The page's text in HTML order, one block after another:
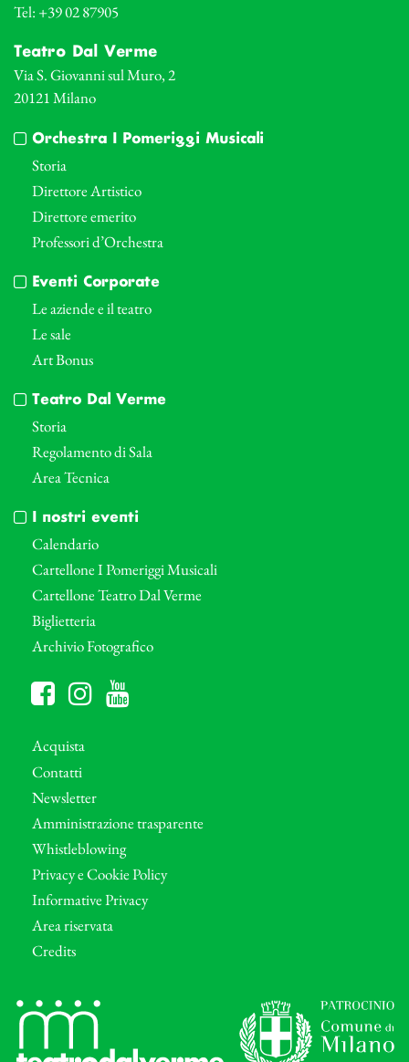
Tel: +39 02 87905
Teatro Dal Verme
Via S. Giovanni sul Muro, 2
20121 Milano
Orchestra I Pomeriggi Musicali
Storia
Direttore Artistico
Direttore emerito
Professori d’Orchestra
Eventi Corporate
Le aziende e il teatro
Le sale
Art Bonus
Teatro Dal Verme
Storia
Regolamento di Sala
Area Tecnica
I nostri eventi
Calendario
Cartellone I Pomeriggi Musicali
Cartellone Teatro Dal Verme
Biglietteria
Archivio Fotografico
Acquista
Contatti
Newsletter
Amministrazione trasparente
Whistleblowing
Privacy e Cookie Policy
Informative Privacy
Area riservata
Credits